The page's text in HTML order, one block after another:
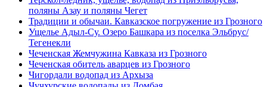
поляны Азау и поляны Чегет
Традиции и обычаи. Кавказское погружение из Грозного
Ущелье Адыл-Су. Озеро Башкара из поселка Эльбрус/
Тегенекли
Чеченская Жемчужина Кавказа из Грозного
Чеченская обитель аварцев из Грозного
Чигордали водопад из Архыза